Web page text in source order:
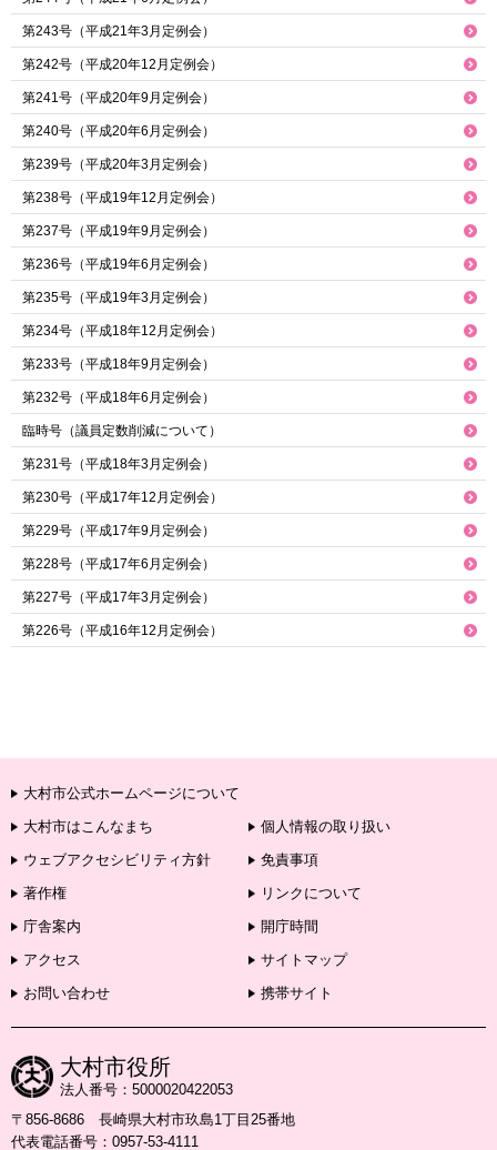
第243号（平成21年3月定例会）
第242号（平成20年12月定例会）
第241号（平成20年9月定例会）
第240号（平成20年6月定例会）
第239号（平成20年3月定例会）
第238号（平成19年12月定例会）
第237号（平成19年9月定例会）
第236号（平成19年6月定例会）
第235号（平成19年3月定例会）
第234号（平成18年12月定例会）
第233号（平成18年9月定例会）
第232号（平成18年6月定例会）
臨時号（議員定数削減について）
第231号（平成18年3月定例会）
第230号（平成17年12月定例会）
第229号（平成17年9月定例会）
第228号（平成17年6月定例会）
第227号（平成17年3月定例会）
第226号（平成16年12月定例会）
大村市公式ホームページについて
大村市はこんなまち
個人情報の取り扱い
ウェブアクセシビリティ方針
免責事項
著作権
リンクについて
庁舎案内
開庁時間
アクセス
サイトマップ
お問い合わせ
携帯サイト
大村市役所
法人番号：5000020422053
〒856-8686 長崎県大村市玖島1丁目25番地
代表電話番号：0957-53-4111